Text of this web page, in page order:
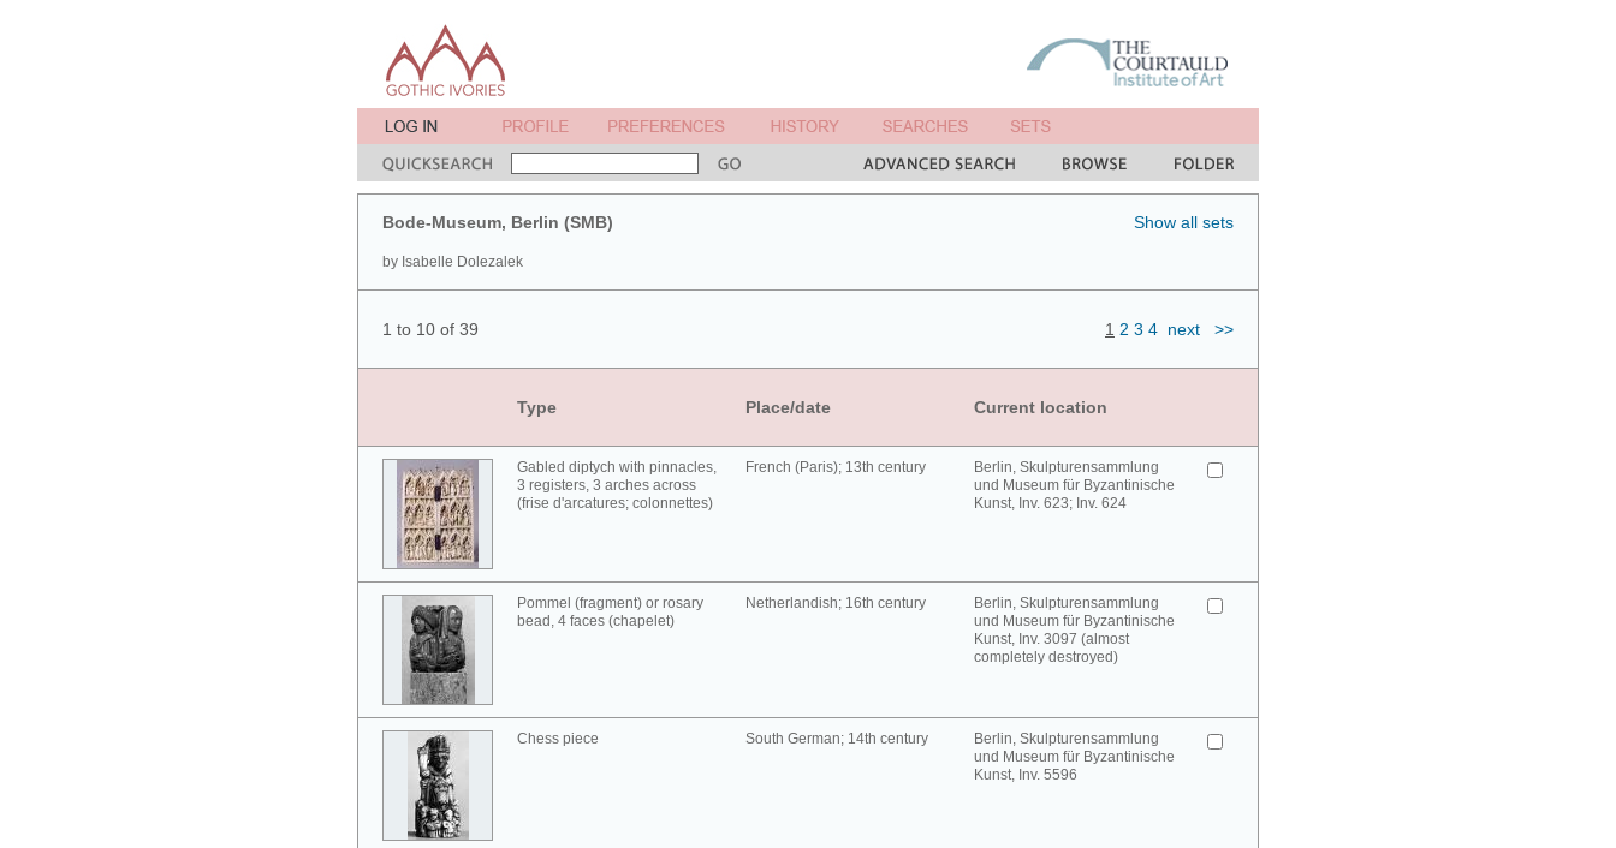
Bode-Museum, Berlin (SMB)
by Isabelle Dolezalek
Show all sets
1 to 10 of 39 1 2 3 4 next >>
Type Place/date Current location
Gabled diptych with pinnacles,
3 registers, 3 arches across
(frise d'arcatures; colonnettes)
French (Paris); 13th century
Berlin, Skulpturensammlung
und Museum für Byzantinische
Kunst, Inv. 623; Inv. 624
Pommel (fragment) or rosary
bead, 4 faces (chapelet)
Netherlandish; 16th century
Berlin, Skulpturensammlung
und Museum für Byzantinische
Kunst, Inv. 3097 (almost
completely destroyed)
Chess piece South German; 14th century
Berlin, Skulpturensammlung
und Museum für Byzantinische
Kunst, Inv. 5596